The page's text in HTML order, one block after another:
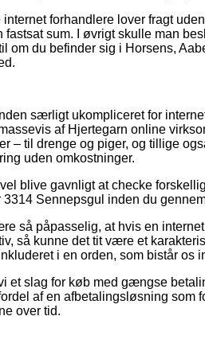
internet forhandlere lover fragt
fastsat sum. I øvrigt skulle man
om du befinder sig i Horsens,
særligt ukompliceret for
af Hjertegarn online
– til drenge og piger, og tillige
uden omkostninger.
blive gavnligt at checke
Sennepsgul inden du
så påpasselig, at hvis en
så kunne det tit være et
i en orden, som bistår os
et slag for køb med gængse
af en afbetalingsløsning
over tid.